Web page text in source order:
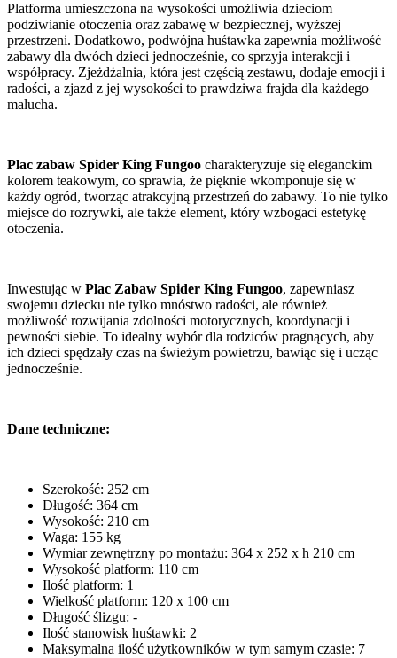
Platforma umieszczona na wysokości umożliwia dzieciom
podziwianie otoczenia oraz zabawę w bezpiecznej, wyższej
przestrzeni. Dodatkowo, podwójna huśtawka zapewnia możliwość
zabawy dla dwóch dzieci jednocześnie, co sprzyja interakcji i
współpracy. Zjeżdżalnia, która jest częścią zestawu, dodaje emocji i
radości, a zjazd z jej wysokości to prawdziwa frajda dla każdego
malucha.
Plac zabaw Spider King Fungoo charakteryzuje się eleganckim
kolorem teakowym, co sprawia, że pięknie wkomponuje się w
każdy ogród, tworząc atrakcyjną przestrzeń do zabawy. To nie tylko
miejsce do rozrywki, ale także element, który wzbogaci estetykę
otoczenia.
Inwestując w Plac Zabaw Spider King Fungoo, zapewniasz
swojemu dziecku nie tylko mnóstwo radości, ale również
możliwość rozwijania zdolności motorycznych, koordynacji i
pewności siebie. To idealny wybór dla rodziców pragnących, aby
ich dzieci spędzały czas na świeżym powietrzu, bawiąc się i ucząc
jednocześnie.
Dane techniczne:
Szerokość: 252 cm
Długość: 364 cm
Wysokość: 210 cm
Waga: 155 kg
Wymiar zewnętrzny po montażu: 364 x 252 x h 210 cm
Wysokość platform: 110 cm
Ilość platform: 1
Wielkość platform: 120 x 100 cm
Długość ślizgu: -
Ilość stanowisk huśtawki: 2
Maksymalna ilość użytkowników w tym samym czasie: 7